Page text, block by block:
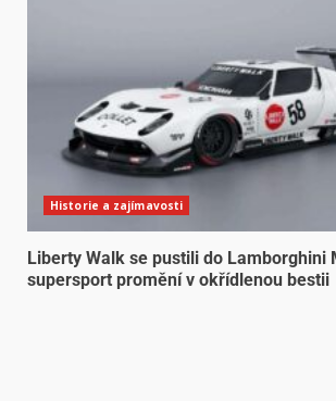
Historie a zajímavosti
Liberty Walk se pustili do Lamborghini
supersport promění v okřídlenou bestii